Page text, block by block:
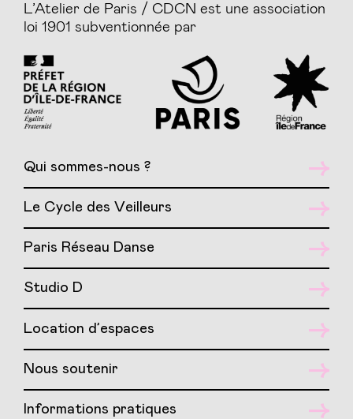
L’Atelier de Paris / CDCN est une association
loi 1901 subventionnée par
Qui sommes-nous ?
Le Cycle des Veilleurs
Paris Réseau Danse
Studio D
Location d’espaces
Nous soutenir
Informations pratiques